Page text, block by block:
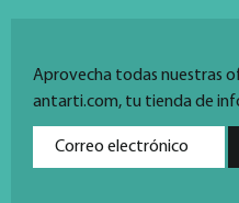
Aprovecha todas nuestras
antarti.com, tu tienda de